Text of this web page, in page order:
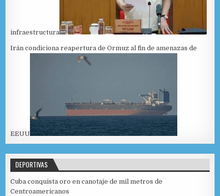
infraestructura
Irán condiciona reapertura de Ormuz al fin de amenazas de
EEUU
DEPORTIVAS
Cuba conquista oro en canotaje de mil metros de
Centroamericanos